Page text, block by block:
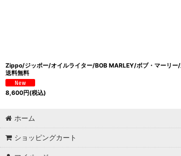
Zippo/ジッポー/オイルライター/BOB MARLEY/ボブ・マーリー
送料無料
8,600円(税込)
ホーム
ショッピングカート